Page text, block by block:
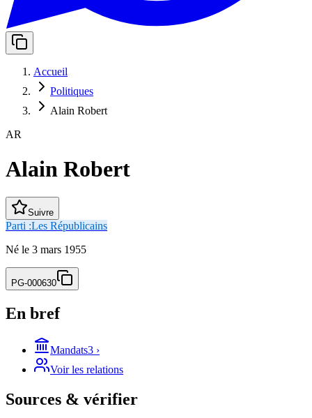
Accueil
Politiques
Alain Robert
AR
Alain Robert
Suivre
Parti :Les Républicains
Né le 3 mars 1955
PG-000630
En bref
Mandats3 ›
Voir les relations
Sources & vérifier